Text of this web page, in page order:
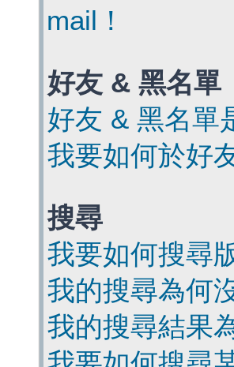
mail！
好友 & 黑名單
好友 & 黑名單
我要如何於好
搜尋
我要如何搜尋
我的搜尋為何
我的搜尋結果